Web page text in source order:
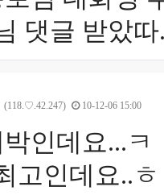
댓글 받았
(118.♡.42.247) 10-12-06 15:00
인데요...ㅋ
고인데요..ㅎ